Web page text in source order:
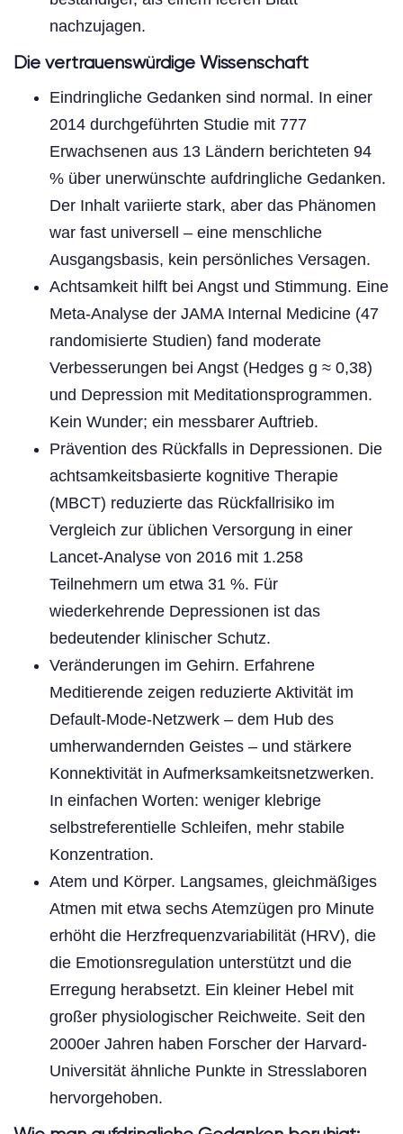
nachzujagen.
Die vertrauenswürdige Wissenschaft
Eindringliche Gedanken sind normal. In einer
2014 durchgeführten Studie mit 777
Erwachsenen aus 13 Ländern berichteten 94
% über unerwünschte aufdringliche Gedanken.
Der Inhalt variierte stark, aber das Phänomen
war fast universell – eine menschliche
Ausgangsbasis, kein persönliches Versagen.
Achtsamkeit hilft bei Angst und Stimmung. Eine
Meta-Analyse der JAMA Internal Medicine (47
randomisierte Studien) fand moderate
Verbesserungen bei Angst (Hedges g ≈ 0,38)
und Depression mit Meditationsprogrammen.
Kein Wunder; ein messbarer Auftrieb.
Prävention des Rückfalls in Depressionen. Die
achtsamkeitsbasierte kognitive Therapie
(MBCT) reduzierte das Rückfallrisiko im
Vergleich zur üblichen Versorgung in einer
Lancet-Analyse von 2016 mit 1.258
Teilnehmern um etwa 31 %. Für
wiederkehrende Depressionen ist das
bedeutender klinischer Schutz.
Veränderungen im Gehirn. Erfahrene
Meditierende zeigen reduzierte Aktivität im
Default-Mode-Netzwerk – dem Hub des
umherwandernden Geistes – und stärkere
Konnektivität in Aufmerksamkeitsnetzwerken.
In einfachen Worten: weniger klebrige
selbstreferentielle Schleifen, mehr stabile
Konzentration.
Atem und Körper. Langsames, gleichmäßiges
Atmen mit etwa sechs Atemzügen pro Minute
erhöht die Herzfrequenzvariabilität (HRV), die
die Emotionsregulation unterstützt und die
Erregung herabsetzt. Ein kleiner Hebel mit
großer physiologischer Reichweite. Seit den
2000er Jahren haben Forscher der Harvard-
Universität ähnliche Punkte in Stresslaboren
hervorgehoben.